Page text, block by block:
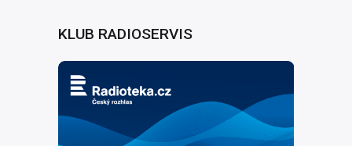
KLUB RADIOSERVIS